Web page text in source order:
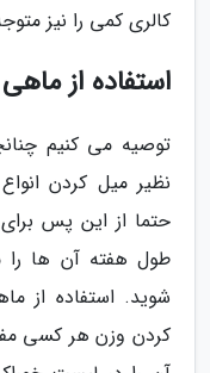
کالری کمی را نیز
استفاده از
توصیه می کنیم
نظیر میل کردن
حتما از این پس
طول هفته آن ها را
شوید. استفاده از
کردن وزن هر کسی